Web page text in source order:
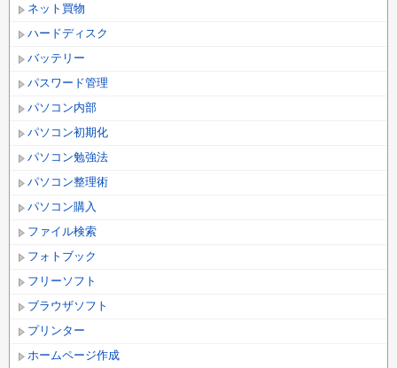
ネット買物
ハードディスク
バッテリー
パスワード管理
パソコン内部
パソコン初期化
パソコン勉強法
パソコン整理術
パソコン購入
ファイル検索
フォトブック
フリーソフト
ブラウザソフト
プリンター
ホームページ作成